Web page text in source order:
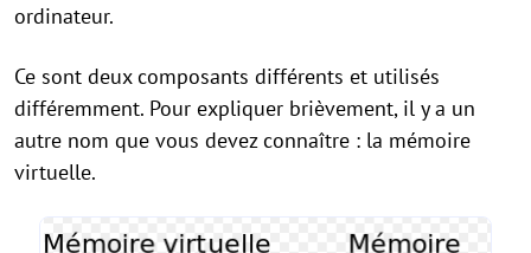
ordinateur.
Ce sont deux composants différents et utilisés
différemment. Pour expliquer brièvement, il y a un
autre nom que vous devez connaître : la mémoire
virtuelle.